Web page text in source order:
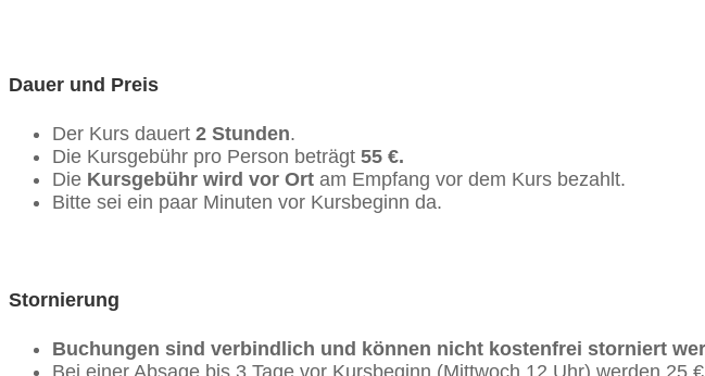
Dauer und Preis
Der Kurs dauert 2 Stunden.
Die Kursgebühr pro Person beträgt 55 €.
Die Kursgebühr wird vor Ort am Empfang vor dem Kurs bezahlt.
Bitte sei ein paar Minuten vor Kursbeginn da.
Stornierung
Buchungen sind verbindlich und können nicht kostenfrei storniert